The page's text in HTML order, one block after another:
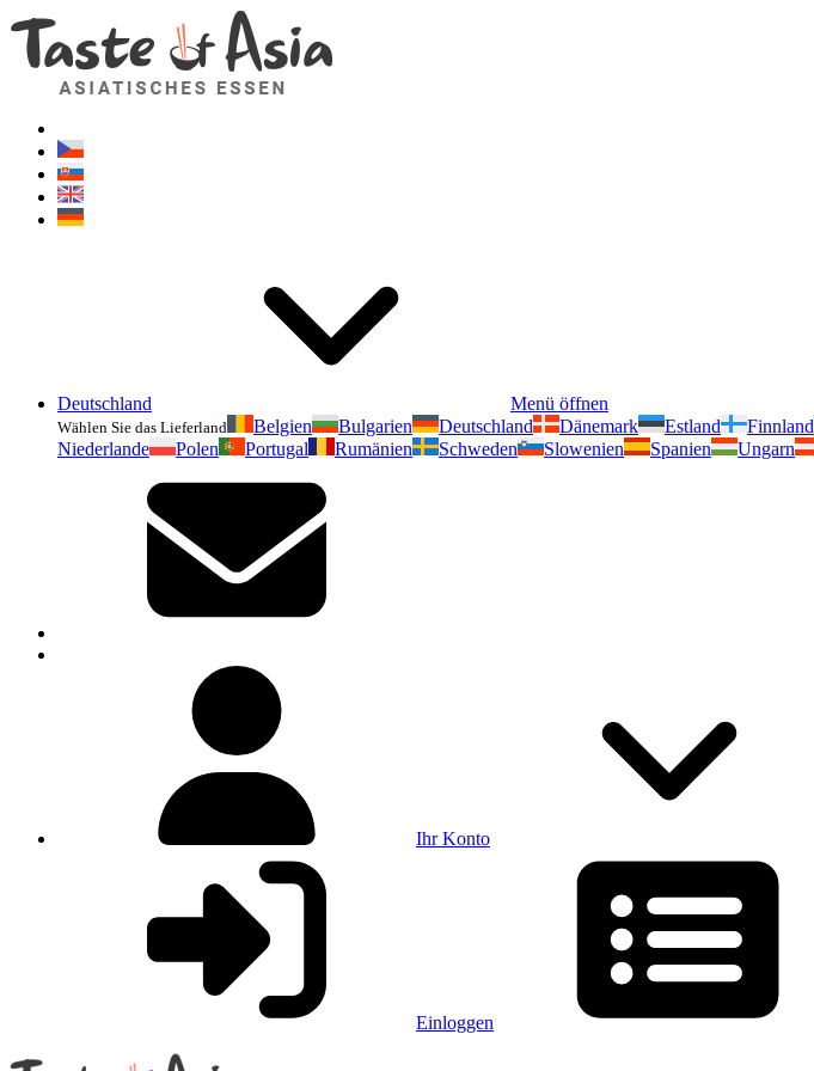
Deutschland Menü öffnen
Wählen Sie das Lieferland Belgien Bulgarien Deutschland Dänemark Estland Finnland
Niederlande
Polen Portugal Rumänien Schweden Slowenien Spanien Ungarn
Ihr Konto
Einloggen